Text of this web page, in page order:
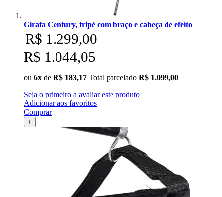
Girafa Century, tripé com braço e cabeça de efeito
R$ 1.299,00
R$ 1.044,05
ou 6x de R$ 183,17 Total parcelado R$ 1.099,00
Seja o primeiro a avaliar este produto
Adicionar aos favoritos
Comprar
+